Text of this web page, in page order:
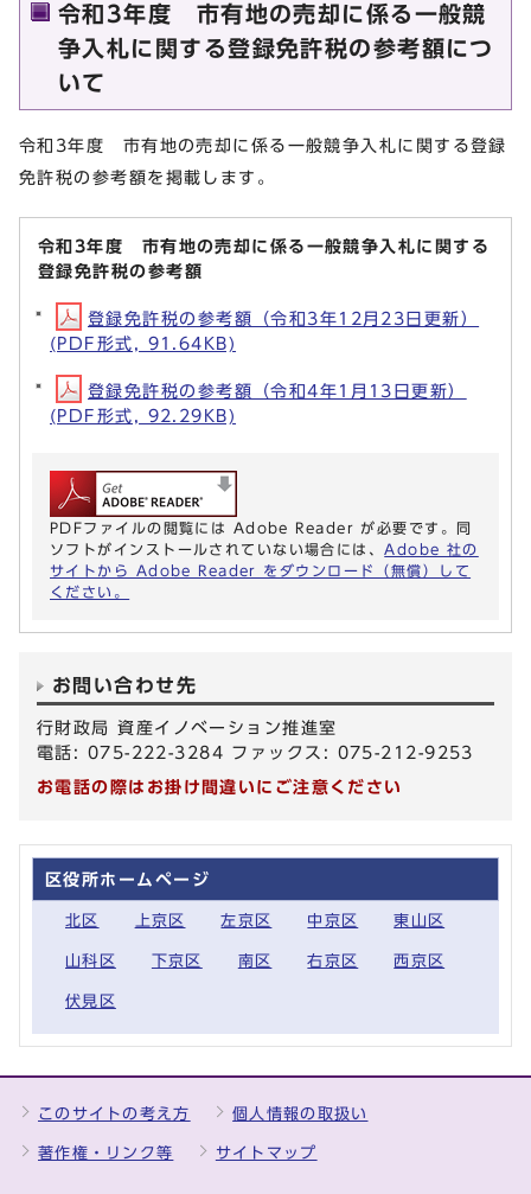
令和3年度 市有地の売却に係る一般競
争入札に関する登録免許税の参考額につ
いて
令和3年度 市有地の売却に係る一般競争入札に関する登録
免許税の参考額を掲載します。
令和3年度 市有地の売却に係る一般競争入札に関する
登録免許税の参考額
登録免許税の参考額（令和3年12月23日更新）
(PDF形式, 91.64KB)
登録免許税の参考額（令和4年1月13日更新）
(PDF形式, 92.29KB)
PDFファイルの閲覧には Adobe Reader が必要です。同
ソフトがインストールされていない場合には、 Adobe 社の
サイトから Adobe Reader をダウンロード（無償）して
ください。
お問い合わせ先
行財政局 資産イノベーション推進室
電話: 075-222-3284 ファックス: 075-212-9253
お電話の際はお掛け間違いにご注意ください
区役所ホームページ
北区 上京区 左京区 中京区 東山区
山科区 下京区 南区 右京区 西京区
伏見区
このサイトの考え方 個人情報の取扱い
著作権・リンク等 サイトマップ